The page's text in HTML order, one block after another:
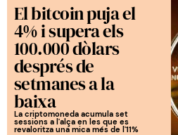
El bitcoin puja el
4% i supera els
100.000 dòlars
després de
setmanes a la
baixa
La criptomoneda acumula set
sessions a l'alça en les que es
revaloritza una mica més de l'11%